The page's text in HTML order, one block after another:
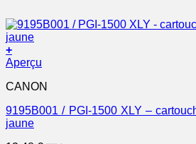
+
Aperçu
CANON
9195B001 / PGI-1500 XLY –
jaune